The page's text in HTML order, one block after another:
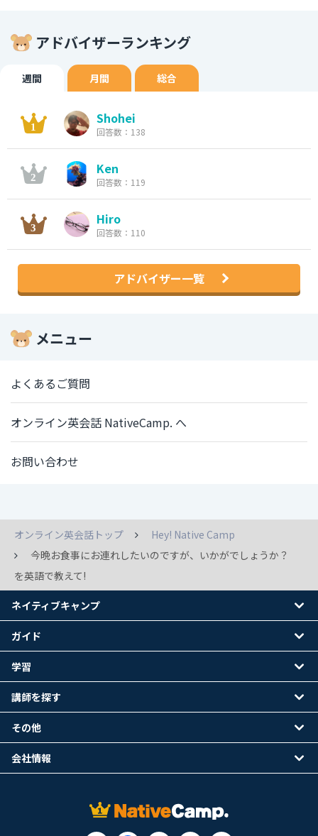
アドバイザーランキング
週間 月間 総合
Shohei
回答数：138
Ken
回答数：119
Hiro
回答数：110
アドバイザー一覧
メニュー
よくあるご質問
オンライン英会話 NativeCamp. へ
お問い合わせ
オンライン英会話トップ
Hey! Native Camp
今晩お食事にお連れしたいのですが、いかがでしょうか？
を英語で教えて!
ネイティブキャンプ
ガイド
学習
講師を探す
その他
会社情報